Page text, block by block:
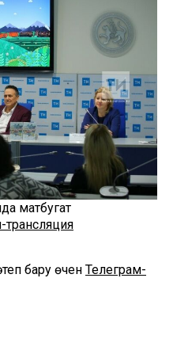
матбугат
трансляция
бару өчен Телеграм-